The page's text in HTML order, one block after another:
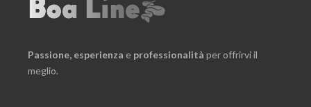
Passione, esperienza e professionalità per offrirvi il
meglio.